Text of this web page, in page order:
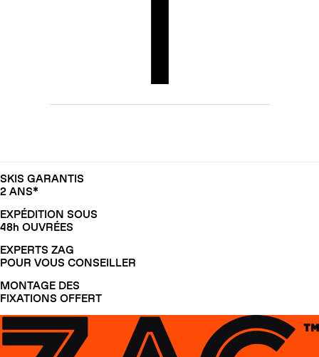
SKIS GARANTIS
2 ANS*
EXPÉDITION SOUS
48h OUVRÉES
EXPERTS ZAG
POUR VOUS CONSEILLER
MONTAGE DES
FIXATIONS OFFERT